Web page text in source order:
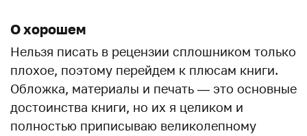
О хорошем
Нельзя писать в рецензии сплошником только
плохое, поэтому перейдем к плюсам книги.
Обложка, материалы и печать — это основные
достоинства книги, но их я целиком и
полностью приписываю великолепному